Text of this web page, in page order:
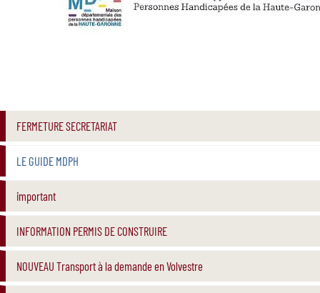
FERMETURE SECRETARIAT
LE GUIDE MDPH
important
INFORMATION PERMIS DE CONSTRUIRE
NOUVEAU Transport à la demande en Volvestre